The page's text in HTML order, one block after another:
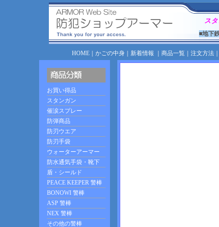
ス
■地下
HOME｜ かごの中身｜ 新着情報 商品一覧｜ 注文方法